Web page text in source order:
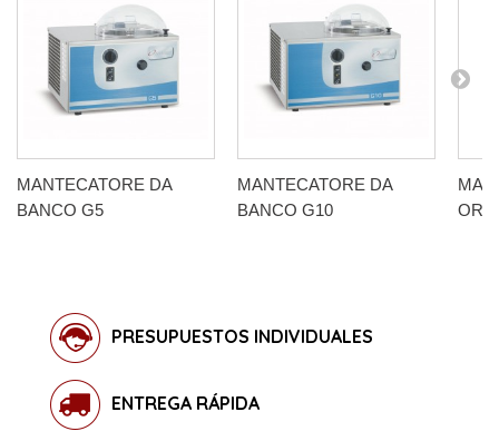
MANTECATORE DA
BANCO G5
MANTECATORE DA
BANCO G10
PRESUPUESTOS INDIVIDUALES
ENTREGA RÁPIDA